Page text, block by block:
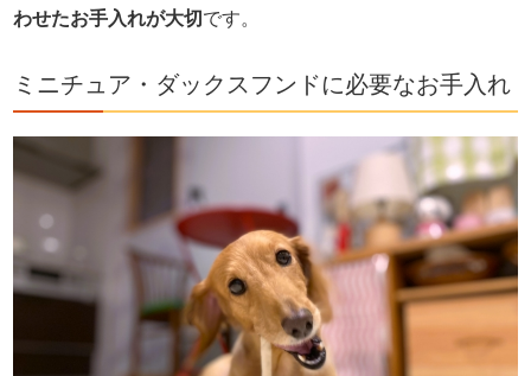
わせたお手入れが大切 です。
ミニチュア・ダックスフンドに必要なお手入れ